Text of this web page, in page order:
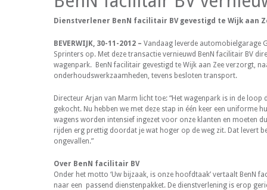
Dienstverlener BenN facilitair BV gevestigd te Wijk aan
BEVERWIJK, 30-11-2012 – Vandaag leverde automobielgarage
Sprinters op. Met deze transactie vernieuwd BenN facilitair BV
wagenpark. BenN facilitair gevestigd te Wijk aan Zee verzorgt,
onderhoudswerkzaamheden, tevens besloten transport.
Directeur Arjan van Marm licht toe: “Het wagenpark is in de
gekocht. Nu hebben we met deze stap in één keer een uniforme
wagens worden intensief ingezet voor onze klanten en moeten
rijden erg prettig doordat je wat hoger op de weg zit. Dat levert
ongevallen.”
Over BenN facilitair BV
Onder het motto ‘Uw bijzaak, is onze hoofdtaak’ vertaalt BenN
naar een passend dienstenpakket. De dienstverlening is erop